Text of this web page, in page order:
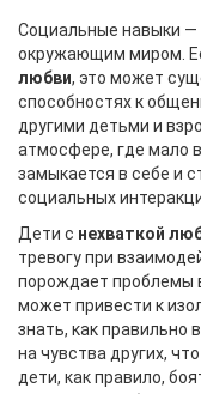
Социальные навыки —
окружающим миром.
любви, это может
способностях к
другими детьми и
атмосфере, где мало
замыкается в себе и
социальных
Дети с нехваткой
тревогу при
порождает проблемы
может привести к
знать, как правильно
на чувства других,
дети, как правило,